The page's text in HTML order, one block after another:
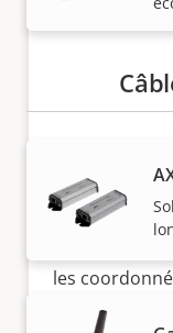
Vous
Axis ?
les